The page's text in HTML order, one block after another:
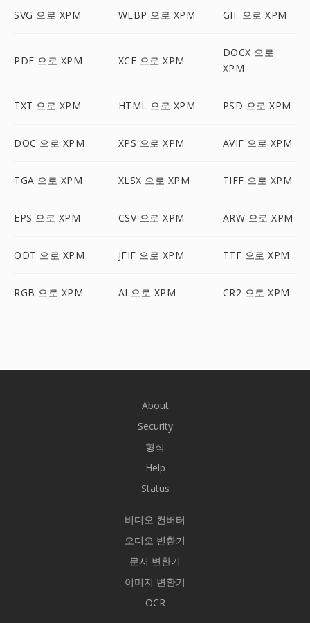
SVG 으로 XPM WEBP 으로 XPM GIF 으로 XPM
PDF 으로 XPM XCF 으로 XPM
DOCX 으로
XPM
TXT 으로 XPM HTML 으로 XPM PSD 으로 XPM
DOC 으로 XPM XPS 으로 XPM AVIF 으로 XPM
TGA 으로 XPM XLSX 으로 XPM TIFF 으로 XPM
EPS 으로 XPM CSV 으로 XPM ARW 으로 XPM
ODT 으로 XPM JFIF 으로 XPM TTF 으로 XPM
RGB 으로 XPM AI 으로 XPM CR2 으로 XPM
About
Security
형식
Help
Status
비디오 컨버터
오디오 변환기
문서 변환기
이미지 변환기
OCR